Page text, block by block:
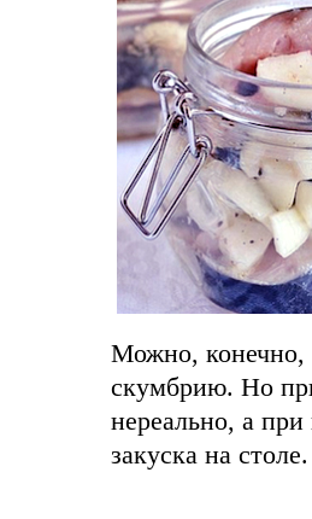
Можно, конечно,
скумбрию. Но
нереально, а
закуска на столе.